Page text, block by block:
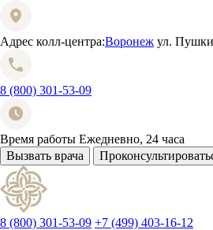
Адрес колл-центра:Воронеж ул.
8 (800) 301-53-09
Время работы Ежедневно, 24 часа
Вызвать врача
8 (800) 301-53-09 +7 (499) 403-16-12